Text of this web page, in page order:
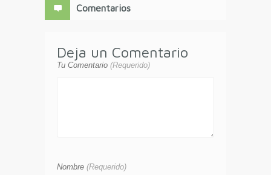
Comentarios
Deja un Comentario
Tu Comentario (Requerido)
Nombre (Requerido)